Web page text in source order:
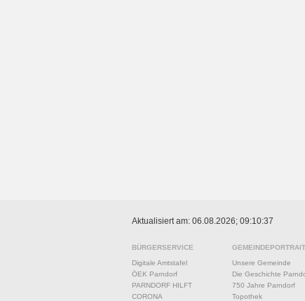
Aktualisiert am: 06.08.2026; 09:10:37
BÜRGERSERVICE
Digitale Amtstafel
ÖEK Parndorf
PARNDORF HILFT
CORONA
GEMEINDEPORTRAIT
Unsere Gemeinde
Die Geschichte
750 Jahre Parndorf
Topothek